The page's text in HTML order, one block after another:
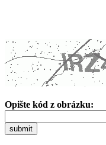
Opište kód z obrázku:
submit